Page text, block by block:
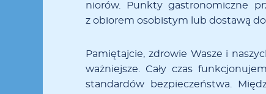
nio­rów. Punk­ty ga­stro­no­micz­ne
z obio­rem oso­bi­stym lub do­sta­wą
Pa­­mię­­ta­j­cie, zdro­­wie Wa­­sze i
wa­ż­nie­j­sze. Ca­ły czas
stan­dar­dów bez­pie­czeń­stwa.